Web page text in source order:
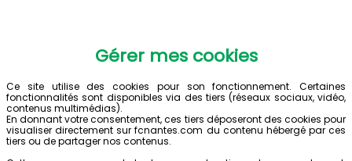
Gérer mes cookies
Ce site utilise des cookies pour son fonctionnement. Certaines
fonctionnalités sont disponibles via des tiers (réseaux sociaux, vidéo,
contenus multimédias).
En donnant votre consentement, ces tiers déposeront des cookies pour
visualiser directement sur fcnantes.com du contenu hébergé par ces
tiers ou de partager nos contenus.